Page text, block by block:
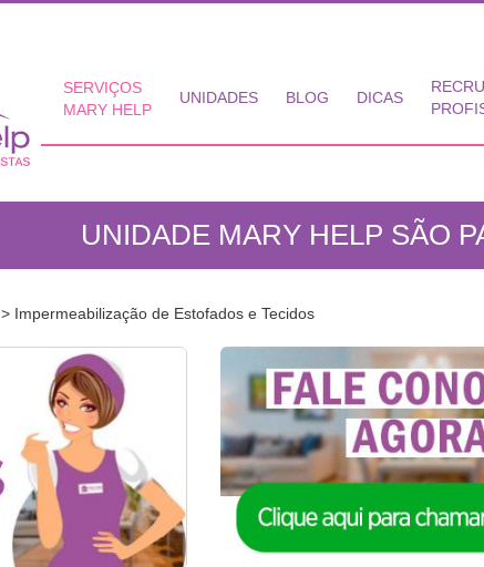
SERVIÇOS
MARY HELP
UNIDADES BLOG DICAS
UNIDADE MARY HELP SÃO
> Impermeabilização de Estofados e Tecidos